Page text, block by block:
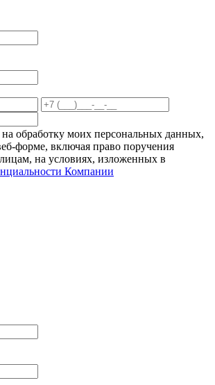
обработку моих персональных данных,
форме, включая право поручения
на условиях, изложенных в
Компании